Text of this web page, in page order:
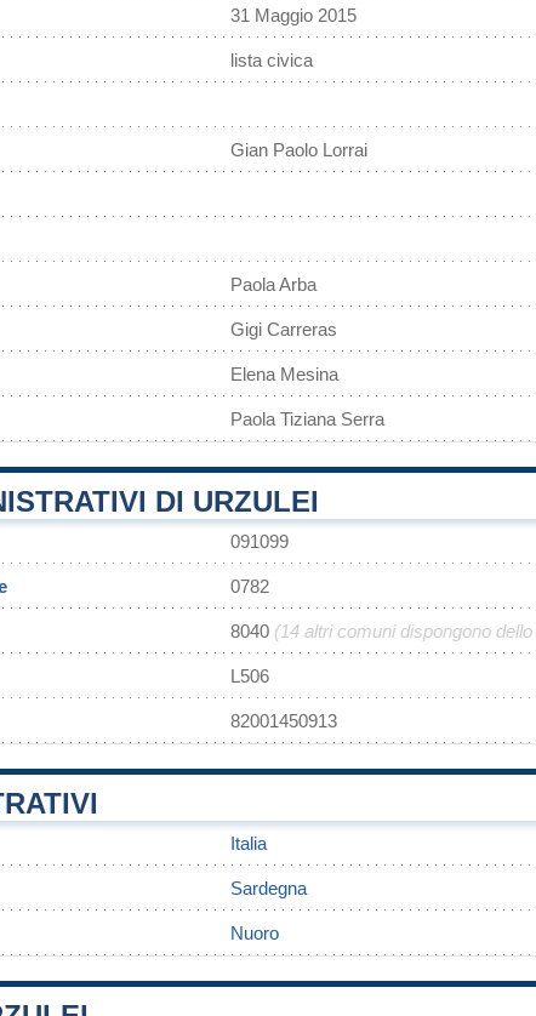
31 Maggio 2015
lista civica
Gian Paolo Lorrai
Paola Arba
Gigi Carreras
Elena Mesina
Paola Tiziana Serra
DI URZULEI
091099
0782
8040 (14 altri comuni dispongono
L506
82001450913
Italia
Sardegna
Nuoro